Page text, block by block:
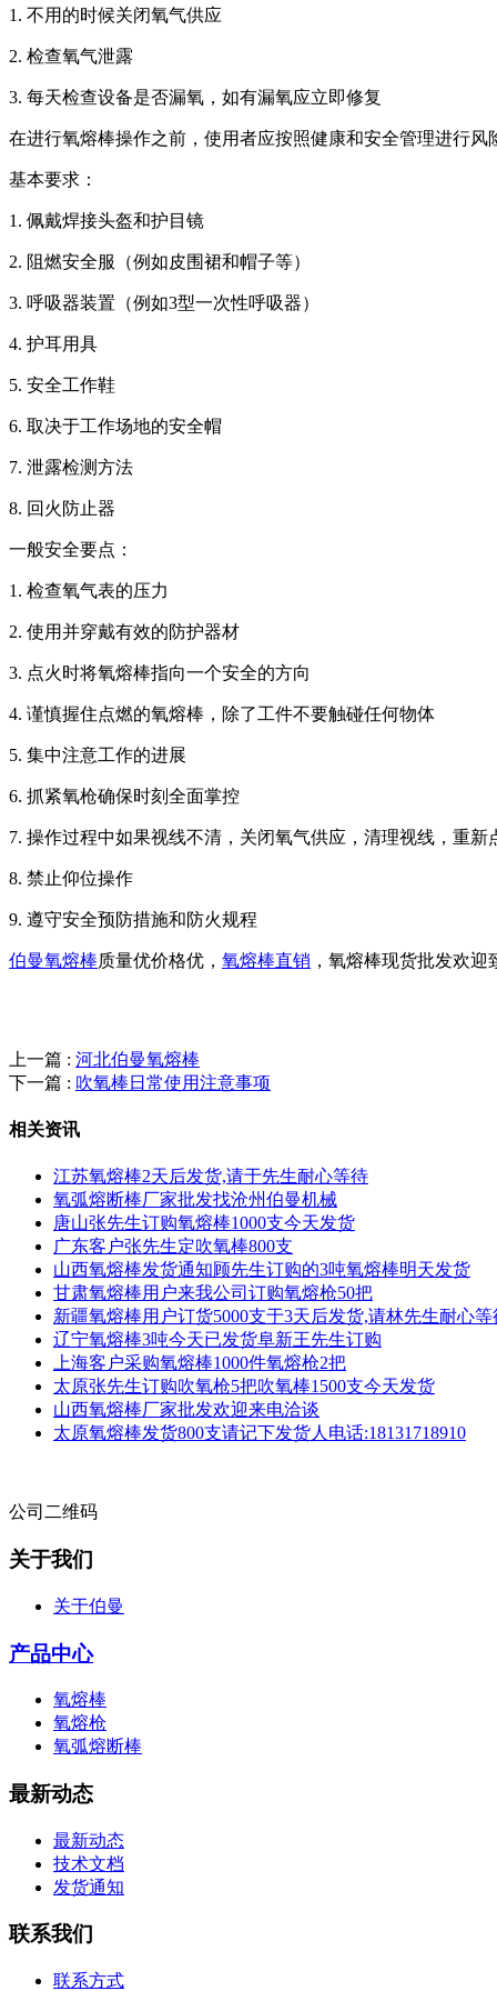
1. 不用的时候关闭氧气供应
2. 检查氧气泄露
3. 每天检查设备是否漏氧，如有漏氧应立即修复
在进行氧熔棒操作之前，使用者应按照健康和安全管理进行风
基本要求：
1. 佩戴焊接头盔和护目镜
2. 阻燃安全服（例如皮围裙和帽子等）
3. 呼吸器装置（例如3型一次性呼吸器）
4. 护耳用具
5. 安全工作鞋
6. 取决于工作场地的安全帽
7. 泄露检测方法
8. 回火防止器
一般安全要点：
1. 检查氧气表的压力
2. 使用并穿戴有效的防护器材
3. 点火时将氧熔棒指向一个安全的方向
4. 谨慎握住点燃的氧熔棒，除了工件不要触碰任何物体
5. 集中注意工作的进展
6. 抓紧氧枪确保时刻全面掌控
7. 操作过程中如果视线不清，关闭氧气供应，清理视线，重
8. 禁止仰位操作
9. 遵守安全预防措施和防火规程
伯曼氧熔棒质量优价格优， 氧熔棒直销 ，氧熔棒现货批发欢迎
上一篇 : 河北伯曼氧熔棒
下一篇 : 吹氧棒日常使用注意事项
相关资讯
江苏氧熔棒2天后发货,请于先生耐心等待
氧弧熔断棒厂家批发找沧州伯曼机械
唐山张先生订购​氧熔棒1000支今天发货
广东客户张先生定吹氧棒800支
山西氧熔棒发货通知顾先生订购的3吨氧熔棒明天发货
甘肃氧熔棒用户来我公司订购氧熔枪50把
新疆氧熔棒用户订货5000支于3天后发货,请林先生耐心等
辽宁氧熔棒3吨今天已发货阜新王先生订购
上海客户采购氧熔棒1000件氧熔枪2把
太原张先生订购吹氧枪5把吹氧棒1500支今天发货
山西氧熔棒厂家批发欢迎来电洽谈
太原氧熔棒发货800支请记下发货人电话:18131718910
公司二维码
关于我们
关于伯曼
产品中心
氧熔棒
氧熔枪
氧弧熔断棒
最新动态
最新动态
技术文档
发货通知
联系我们
联系方式